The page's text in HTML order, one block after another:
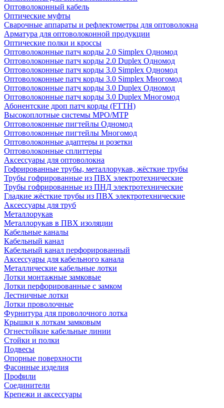
Оптоволоконный кабель
Оптические муфты
Сварочные аппараты и рефлектометры для оптоволокна
Арматура для оптоволоконной продукции
Оптические полки и кроссы
Оптоволоконные патч корды 2.0 Simplex Одномод
Оптоволоконные патч корды 2.0 Duplex Одномод
Оптоволоконные патч корды 3.0 Simplex Одномод
Оптоволоконные патч корды 3.0 Simplex Многомод
Оптоволоконные патч корды 3.0 Duplex Одномод
Оптоволоконные патч корды 3.0 Duplex Многомод
Абонентские дроп патч корды (FTTH)
Высокоплотные системы MPO/MTP
Оптоволоконные пигтейлы Одномод
Оптоволоконные пигтейлы Многомод
Оптоволоконные адаптеры и розетки
Оптоволоконные сплиттеры
Аксессуары для оптоволокна
Гофрированные трубы, металлорукав, жёсткие трубы
Трубы гофрированные из ПВХ электротехнические
Трубы гофрированные из ПНД электротехнические
Гладкие жёсткие трубы из ПВХ электротехнические
Аксессуары для труб
Металлорукав
Металлорукав в ПВХ изоляции
Кабельные каналы
Кабельный канал
Кабельный канал перфорированный
Аксессуары для кабельного канала
Металлические кабельные лотки
Лотки монтажные замковые
Лотки перфорированные с замком
Лестничные лотки
Лотки проволочные
Фурнитура для проволочного лотка
Крышки к лоткам замковым
Огнестойкие кабельные линии
Стойки и полки
Подвесы
Опорные поверхности
Фасонные изделия
Профили
Соединители
Крепежи и аксессуары